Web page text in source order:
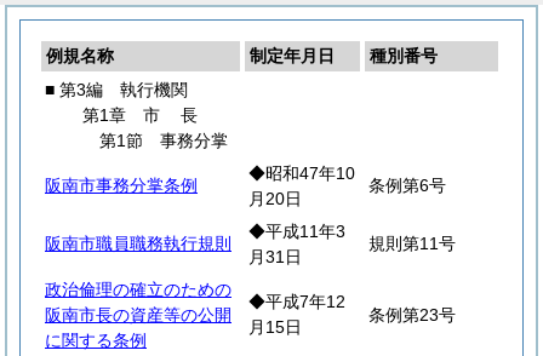
例規名称 制定年月日
種別番号
■ 第3編 執行機関
第1章 市長
第1節 事務分掌
阪南市事務分掌条例
◆昭和47年10
月20日
条例第6号
阪南市職員職務執行規則
◆平成11年3
月31日
規則第11号
政治倫理の確立のための
阪南市長の資産等の公開
に関する条例
◆平成7年12
月15日
条例第23号